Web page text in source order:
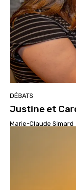
DÉBATS
Justine et
Marie-Claude Simard